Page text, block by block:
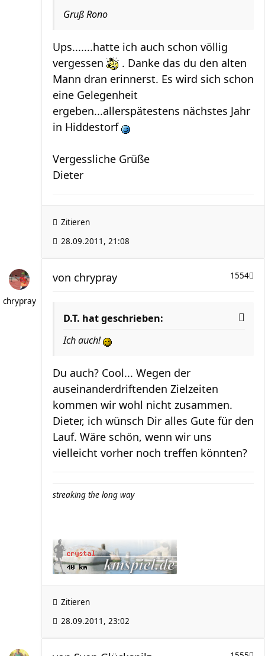
Gruß Rono
Ups.......hatte ich auch schon völlig
vergessen
. Danke das du den alten
Mann dran erinnerst. Es wird sich schon
eine Gelegenheit
ergeben...allerspätestens nächstes Jahr
in Hiddestorf
Vergessliche Grüße
Dieter
Zitieren
28.09.2011, 21:08
chrypray
1554
von chrypray
D.T. hat geschrieben:
Ich auch!
Du auch? Cool... Wegen der
auseinanderdriftenden Zielzeiten
kommen wir wohl nicht zusammen.
Dieter, ich wünsch Dir alles Gute für den
Lauf. Wäre schön, wenn wir uns
vielleicht vorher noch treffen könnten?
streaking the long way
Zitieren
28.09.2011, 23:02